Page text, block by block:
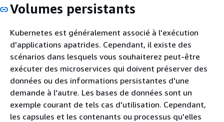
Volumes persistants
Kubernetes est généralement associé à l'exécution
d'applications apatrides. Cependant, il existe des
scénarios dans lesquels vous souhaiterez peut-être
exécuter des microservices qui doivent préserver des
données ou des informations persistantes d'une
demande à l'autre. Les bases de données sont un
exemple courant de tels cas d'utilisation. Cependant,
les capsules et les contenants ou processus qu'elles